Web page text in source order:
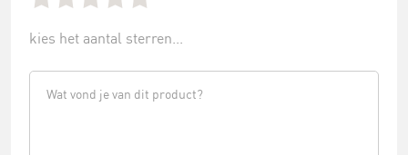
kies het aantal sterren...